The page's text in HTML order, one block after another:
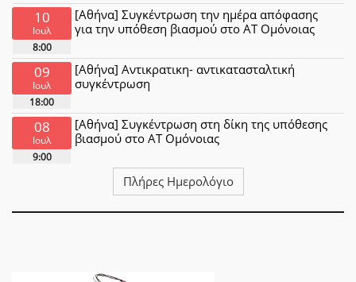
10
Ιουλ
8:00
[Αθήνα] Συγκέντρωση την ημέρα απόφασης
για την υπόθεση βιασμού στο ΑΤ Ομόνοιας
09
Ιουλ
18:00
[Αθήνα] Αντικρατικη- αντικατασταλτική
συγκέντρωση
08
Ιουλ
9:00
[Αθήνα] Συγκέντρωση στη δίκη της υπόθεσης
βιασμού στο ΑΤ Ομόνοιας
Πλήρες Ημερολόγιο